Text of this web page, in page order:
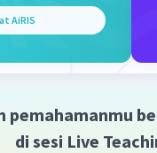
AiRIS
pemahamanmu
di sesi Live